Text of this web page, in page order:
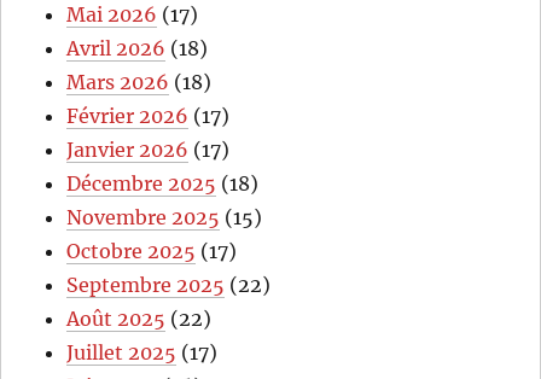
Mai 2026 (17)
Avril 2026 (18)
Mars 2026 (18)
Février 2026 (17)
Janvier 2026 (17)
Décembre 2025 (18)
Novembre 2025 (15)
Octobre 2025 (17)
Septembre 2025 (22)
Août 2025 (22)
Juillet 2025 (17)